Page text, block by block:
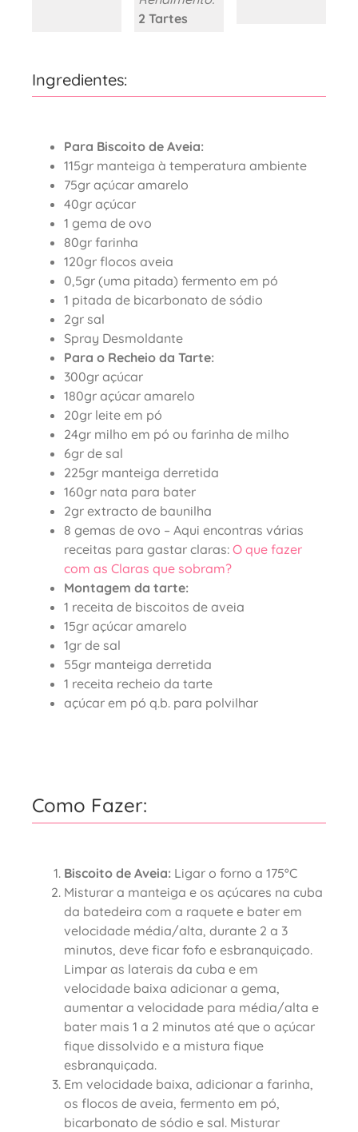
2 Tartes
Ingredientes:
Para Biscoito de Aveia:
115gr manteiga à temperatura ambiente
75gr açúcar amarelo
40gr açúcar
1 gema de ovo
80gr farinha
120gr flocos aveia
0,5gr (uma pitada) fermento em pó
1 pitada de bicarbonato de sódio
2gr sal
Spray Desmoldante
Para o Recheio da Tarte:
300gr açúcar
180gr açúcar amarelo
20gr leite em pó
24gr milho em pó ou farinha de milho
6gr de sal
225gr manteiga derretida
160gr nata para bater
2gr extracto de baunilha
8 gemas de ovo – Aqui encontras várias
receitas para gastar claras: O que fazer
com as Claras que sobram?
Montagem da tarte:
1 receita de biscoitos de aveia
15gr açúcar amarelo
1gr de sal
55gr manteiga derretida
1 receita recheio da tarte
açúcar em pó q.b. para polvilhar
Como Fazer:
Biscoito de Aveia: Ligar o forno a 175ºC
Misturar a manteiga e os açúcares na cuba
da batedeira com a raquete e bater em
velocidade média/alta, durante 2 a 3
minutos, deve ficar fofo e esbranquiçado.
Limpar as laterais da cuba e em
velocidade baixa adicionar a gema,
aumentar a velocidade para média/alta e
bater mais 1 a 2 minutos até que o açúcar
fique dissolvido e a mistura fique
esbranquiçada.
Em velocidade baixa, adicionar a farinha,
os flocos de aveia, fermento em pó,
bicarbonato de sódio e sal. Misturar